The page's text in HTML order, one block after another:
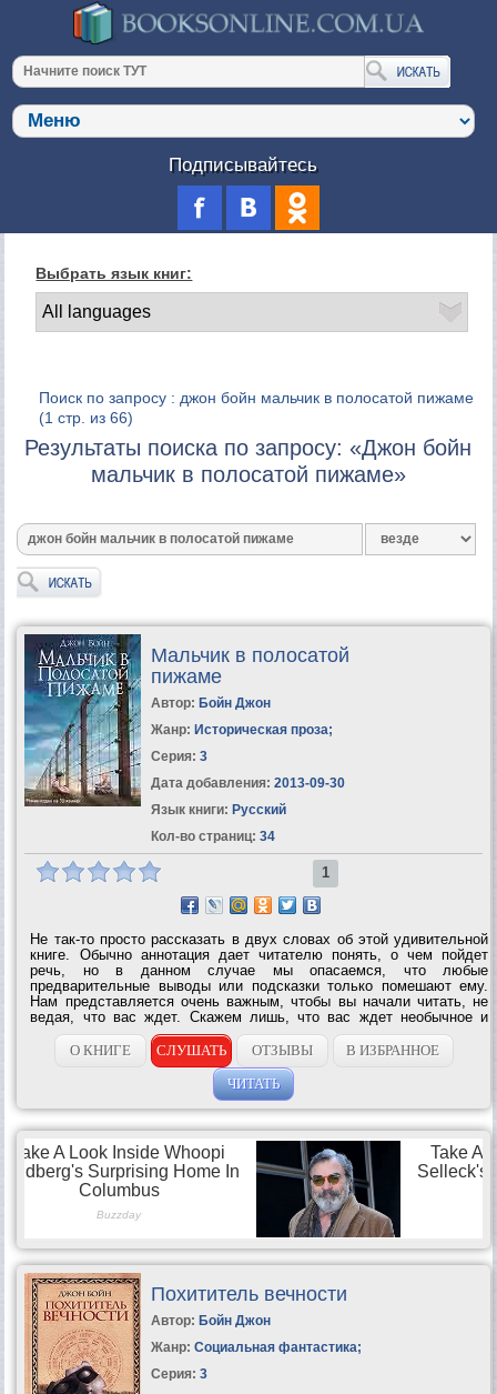
Подписывайтесь
Выбрать язык книг:
Поиск по запросу : джон бойн мальчик в полосатой пижаме
(1 стр. из 66)
Результаты поиска по запросу: «Джон бойн
мальчик в полосатой пижаме»
Мальчик в полосатой
пижаме
Автор: Бойн Джон
Жанр: Историческая проза;
Серия: 3
Дата добавления: 2013-09-30
Язык книги: Русский
Кол-во страниц: 34
1
Не так-то просто рассказать в двух словах об этой удивительной
книге. Обычно аннотация дает читателю понять, о чем пойдет
речь, но в данном случае мы опасаемся, что любые
предварительные выводы или подсказки только помешают ему.
Нам представляется очень важным, чтобы вы начали читать, не
ведая, что вас ждет. Скажем лишь, что вас ждет необычное и
завораживающее путешествие вместе с девятилетним мальчиком
по имени Бруно. Вот только...
О КНИГЕ СЛУШАТЬ ОТЗЫВЫ
В ИЗБРАННОЕ
ЧИТАТЬ
Похититель вечности
Автор: Бойн Джон
Жанр: Социальная фантастика;
Серия: 3